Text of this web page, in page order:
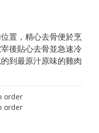
置，精心去骨便於烹
後貼心去骨並急速冷
到最原汁原味的雞肉
order
order